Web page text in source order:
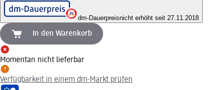
dm-Dauerpreisnicht erhöht seit 27.11.2018
In den Warenkorb
Momentan nicht lieferbar
Verfügbarkeit in einem dm-Markt prüfen